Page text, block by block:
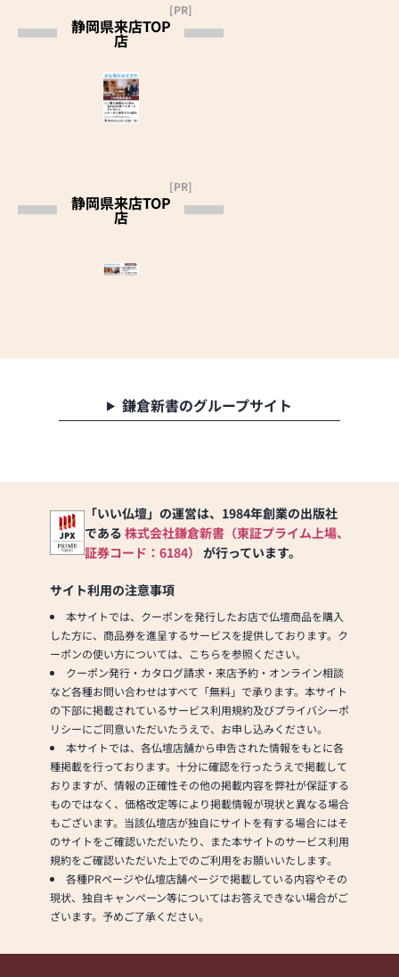
静岡県来店TOP
店
[PR]
静岡県来店TOP
店
[PR]
鎌倉新書のグループサイト
「いい仏壇」の運営は、1984年創業の出版社
である 株式会社鎌倉新書（東証プライム上場、
証券コード：6184） が行っています。
サイト利用の注意事項
本サイトでは、クーポンを発行したお店で仏壇商品を購入
した方に、商品券を進呈するサービスを提供しております。ク
ーポンの使い方については、こちらを参照ください。
クーポン発行・カタログ請求・来店予約・オンライン相談
など各種お問い合わせはすべて「無料」で承ります。本サイト
の下部に掲載されているサービス利用規約及びプライバシーポ
リシーにご同意いただいたうえで、お申し込みください。
本サイトでは、各仏壇店舗から申告された情報をもとに各
種掲載を行っております。十分に確認を行ったうえで掲載して
おりますが、情報の正確性その他の掲載内容を弊社が保証する
ものではなく、価格改定等により掲載情報が現状と異なる場合
もございます。当該仏壇店が独自にサイトを有する場合にはそ
のサイトをご確認いただいたり、また本サイトのサービス利用
規約をご確認いただいた上でのご利用をお願いいたします。
各種PRページや仏壇店舗ページで掲載している内容やその
現状、独自キャンペーン等についてはお答えできない場合がご
ざいます。予めご了承ください。